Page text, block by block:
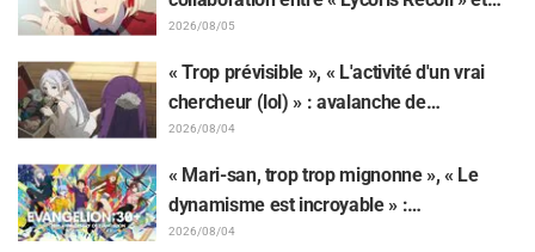
Kumamine, créateur du « Chat au travail »,
suscite une pluie de « Yoshi ! »
2026/08/05
« Trop prévisible », « L'activité d'un vrai
chercheur (lol) » : avalanche de
moqueries affectueuses face à la peluche
de Frieren piégée par un Mimique lors
d'une exposition de « Frieren »
2026/08/04
« Mari-san, trop trop mignonne », « Le
dynamisme est incroyable » :
retentissement suite au dévoilement d'un
2026/08/04